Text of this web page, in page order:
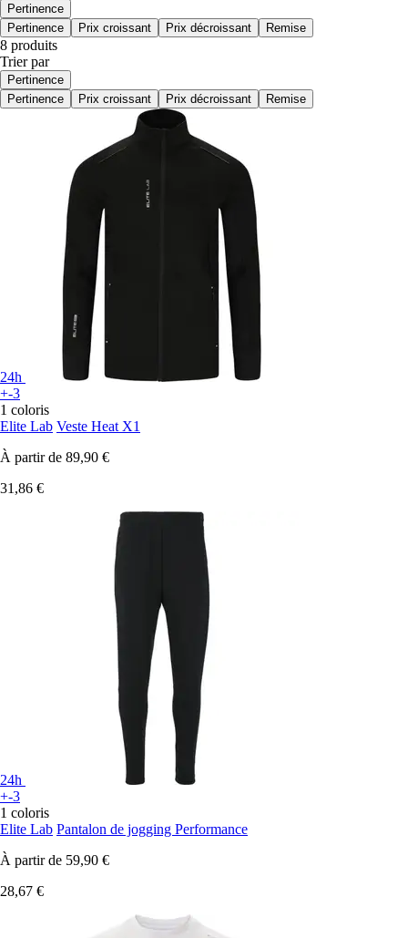
Pertinence
Pertinence
Prix croissant Prix décroissant Remise
8 produits
Trier par
Pertinence
Pertinence
Prix croissant Prix décroissant Remise
24h
+-3
1 coloris
Elite Lab Veste Heat X1
À partir de 89,90 €
31,86 €
24h
+-3
1 coloris
Elite Lab Pantalon de jogging Performance
À partir de 59,90 €
28,67 €